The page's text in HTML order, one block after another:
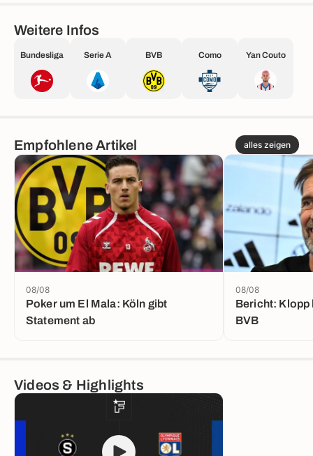
Weitere Infos
Bundesliga Serie A BVB Como Yan Couto
Empfohlene Artikel alles zeigen
Poker um El Mala: Köln gibt
Statement ab
08/08
Bericht: Klopp
BVB
08/08
Videos & Highlights